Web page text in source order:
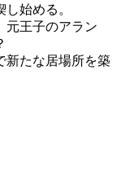
始める。
元王子のアラン
新たな居場所を築